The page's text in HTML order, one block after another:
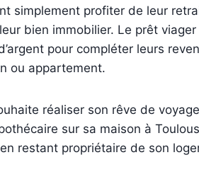
simplement profiter de leur
bien immobilier. Le prêt
pour compléter leurs
ou appartement.
réaliser son rêve de
sur sa maison à
restant propriétaire de son